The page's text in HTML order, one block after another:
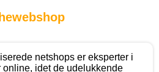
netshops er eksperter i
idet de udelukkende